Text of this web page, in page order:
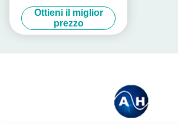
bestiame e pollame
Ottieni il miglior
prezzo